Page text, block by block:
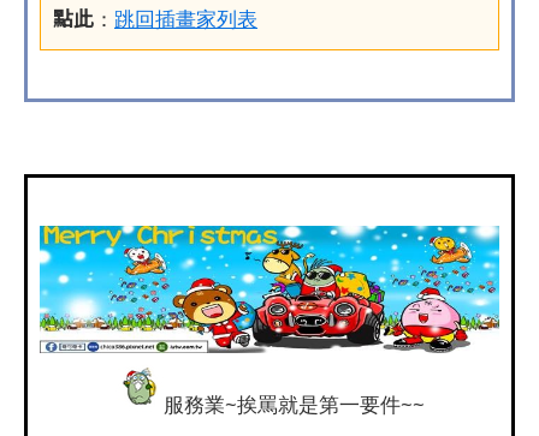
點此 ： 跳回插畫家列表
服務業~挨罵就是第一要件~~